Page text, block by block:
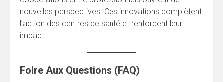
nouvelles perspectives. Ces innovations complètent
l’action des centres de santé et renforcent leur
impact.
Foire Aux Questions (FAQ)